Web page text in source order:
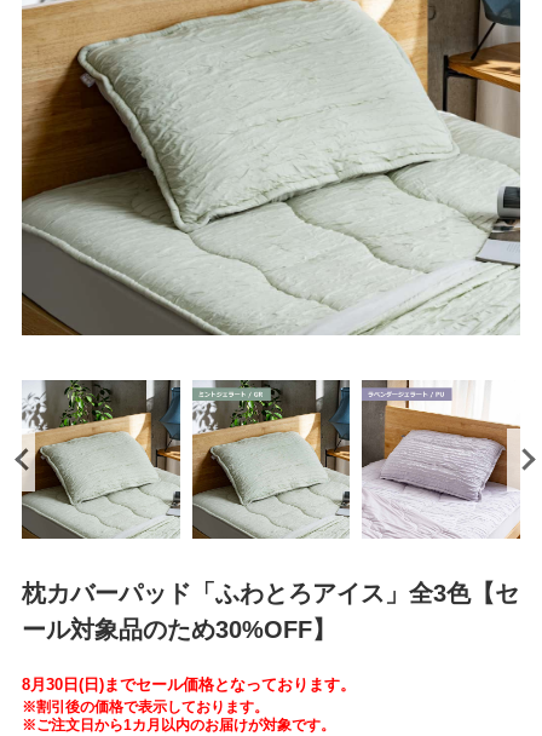
枕カバーパッド「ふわとろアイス」全3色【セ
ール対象品のため30%OFF】
8月30日(日)までセール価格となっております。
※割引後の価格で表示しております。
※ご注文日から1カ月以内のお届けが対象です。